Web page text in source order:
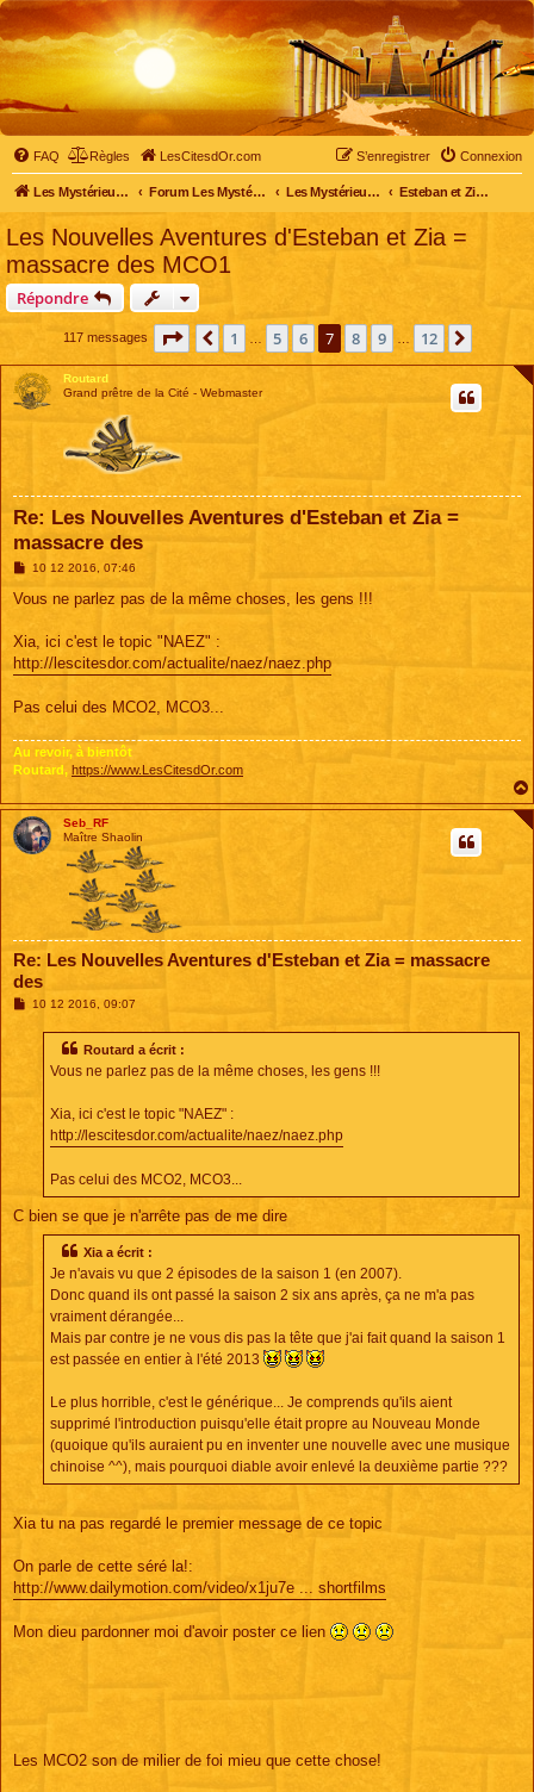
FAQ Règles LesCitesdOr.com Connexion
S’enregistrer
Les Mystérieuses Cités d'Or - LesCitesdOr.com Forum Les Mystérieuses Cités d'Or Les Mystérieuses Cités d'Or Esteban et Zia à la recherche des Sept Cités d'Or
Les Nouvelles Aventures d'Esteban et Zia =
massacre des MCO1
Répondre
117 messages Page sur 12
Précédente
1 5 6 7 8 9 12
Routard
Grand prêtre de la Cité - Webmaster
Re: Les Nouvelles Aventures d'Esteban et Zia =
massacre des
M
s
g
10 12 2016, 07:46
Vous ne parlez pas de la même choses, les gens !!!
Xia, ici c'est le topic "NAEZ" :
http://lescitesdor.com/actualite/naez/naez.php
Pas celui des MCO2, MCO3...
Au revoir, à bientôt
Routard, https://www.LesCitesdOr.com
Seb_RF
Maître Shaolin
Re: Les Nouvelles Aventures d'Esteban et Zia = massacre
des
M
10 12 2016, 09:07
Routard a écrit :
Vous ne parlez pas de la même choses, les gens !!!
Xia, ici c'est le topic "NAEZ" :
http://lescitesdor.com/actualite/naez/naez.php
Pas celui des MCO2, MCO3...
C bien se que je n'arrête pas de me dire
Xia a écrit :
Je n'avais vu que 2 épisodes de la saison 1 (en 2007).
Donc quand ils ont passé la saison 2 six ans après, ça ne m'a pas
vraiment dérangée...
Mais par contre je ne vous dis pas la tête que j'ai fait quand la saison 1
est passée en entier à l'été 2013
Le plus horrible, c'est le générique... Je comprends qu'ils aient
supprimé l'introduction puisqu'elle était propre au Nouveau Monde
(quoique qu'ils auraient pu en inventer une nouvelle avec une musique
chinoise ^^), mais pourquoi diable avoir enlevé la deuxième partie ???
Xia tu na pas regardé le premier message de ce topic
On parle de cette séré la!:
http://www.dailymotion.com/video/x1ju7e ... shortfilms
Mon dieu pardonner moi d'avoir poster ce lien
Les MCO2 son de milier de foi mieu que cette chose!